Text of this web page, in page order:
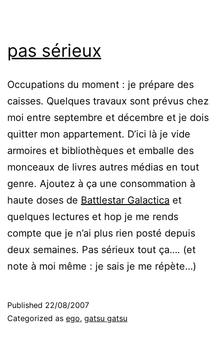
pas sérieux
Occupations du moment : je prépare des
caisses. Quelques travaux sont prévus chez
moi entre septembre et décembre et je dois
quitter mon appartement. D’ici là je vide
armoires et bibliothèques et emballe des
monceaux de livres autres médias en tout
genre. Ajoutez à ça une consommation à
haute doses de Battlestar Galactica et
quelques lectures et hop je me rends
compte que je n’ai plus rien posté depuis
deux semaines. Pas sérieux tout ça…. (et
note à moi même : je sais je me répète…)
Published 22/08/2007
Categorized as ego, gatsu gatsu